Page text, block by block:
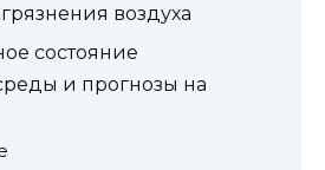
воздуха
состояние
и прогнозы на